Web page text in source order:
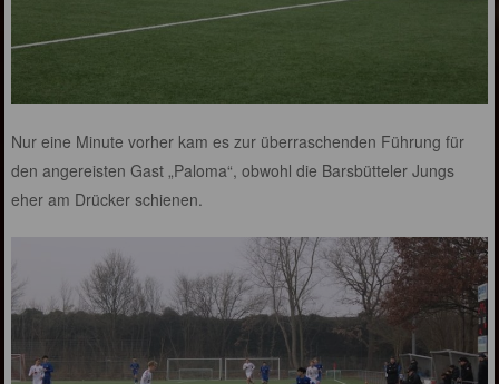
Nur eine Minute vorher kam es zur überraschenden Führung für
den angereisten Gast „Paloma“, obwohl die Barsbütteler Jungs
eher am Drücker schienen.